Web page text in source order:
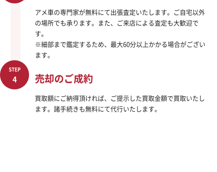
アメ車の専門家が無料にて出張査定いたします。ご自宅以外
の場所でも承ります。また、ご来店による査定も大歓迎で
す。
※細部まで鑑定するため、最大60分以上かかる場合がござい
ます。
STEP
4 売却のご成約
買取額にご納得頂ければ、ご提示した買取金額で買取いたし
ます。諸手続きも無料にて代行いたします。